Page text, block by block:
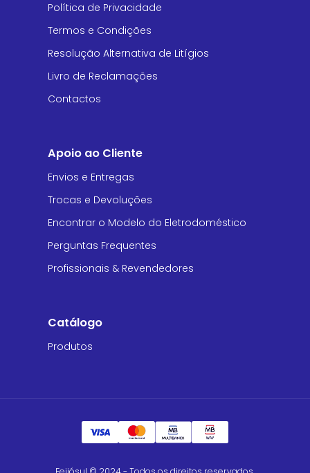
Política de Privacidade
Termos e Condições
Resolução Alternativa de Litígios
Livro de Reclamações
Contactos
Apoio ao Cliente
Envios e Entregas
Trocas e Devoluções
Encontrar o Modelo do Eletrodoméstico
Perguntas Frequentes
Profissionais & Revendedores
Catálogo
Produtos